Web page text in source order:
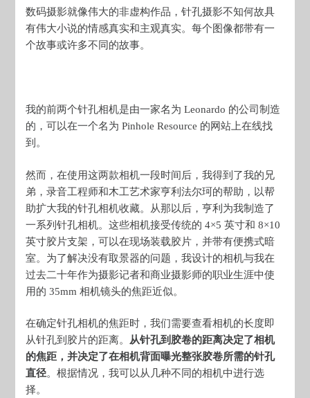
数码摄影就像伟大的非虚构作品，针孔摄影不知何故具
有伟大小说的情感真实和主观真实。每个图像都带有一
个故事或许多不同的故事。
我的前两个针孔相机是由一家名为 Leonardo 的公司制造
的，可以在一个名为 Pinhole Resource 的网站上在线找
到。
然而，在使用这两款相机一段时间后，我得到了我的兄
弟，录音工程师和木工艺术家亨利法尔珂的帮助，以帮
助扩大我的针孔相机收藏。从那以后，亨利为我制造了
一系列针孔相机。这些相机接受传统的 4×5 英寸和 8×10
英寸胶片支架，可以在现场装载胶片，并带有便携式暗
室。为了解决没有取景器的问题，我设计的相机与我在
过去二十年作为摄影记者和商业摄影师的职业生涯中使
用的 35mm 相机镜头的焦距近似。
在确定针孔相机的焦距时，我们需要查看相机的长度即
从针孔到胶片的距离。 从针孔到胶卷的距离决定了相机
的焦距，并决定了在相机背面曝光整张胶卷所需的针孔
直径。根据情况，我可以从几种不同的相机中进行选
择。